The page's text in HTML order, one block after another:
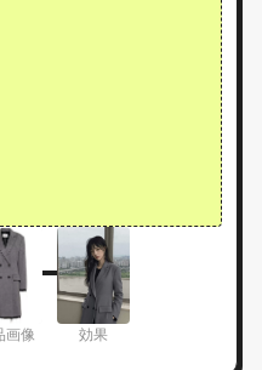
画像 効果